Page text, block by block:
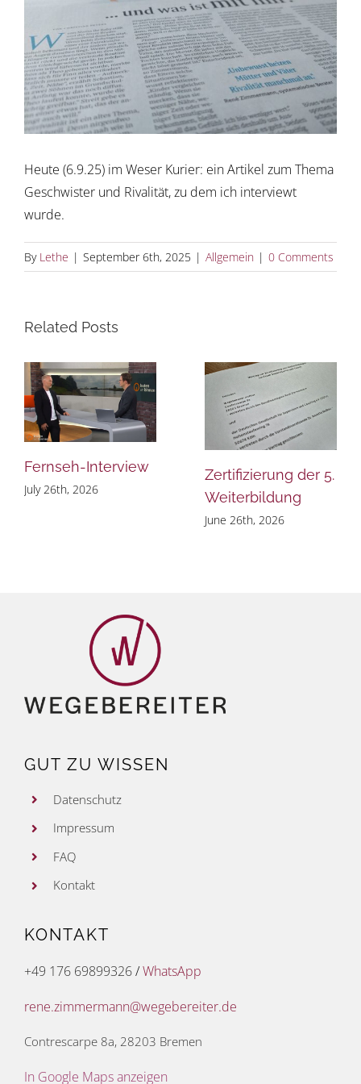
Heute (6.9.25) im Weser Kurier: ein Artikel zum Thema
Geschwister und Rivalität, zu dem ich interviewt
wurde.
By Lethe | September 6th, 2025 | Allgemein | 0 Comments
Related Posts
Fernseh-Interview
July 26th, 2026
Zertifizierung der 5.
Weiterbildung
June 26th, 2026
GUT ZU WISSEN
Datenschutz
Impressum
FAQ
Kontakt
KONTAKT
+49 176 69899326/WhatsApp
rene.zimmermann@wegebereiter.de
Contrescarpe 8a, 28203 Bremen
In Google Maps anzeigen